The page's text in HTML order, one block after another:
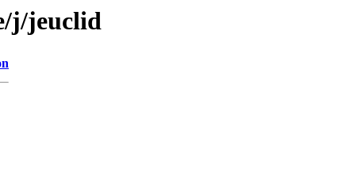
j/jeuclid